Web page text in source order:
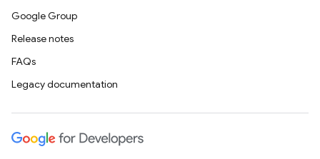
Google Group
Release notes
FAQs
Legacy documentation